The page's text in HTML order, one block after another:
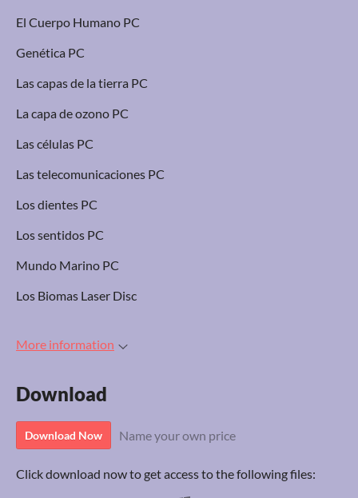
El Cuerpo Humano PC
Genética PC
Las capas de la tierra PC
La capa de ozono PC
Las células PC
Las telecomunicaciones PC
Los dientes PC
Los sentidos PC
Mundo Marino PC
Los Biomas Laser Disc
More information
Download
Download Now Name your own price
Click download now to get access to the following files: